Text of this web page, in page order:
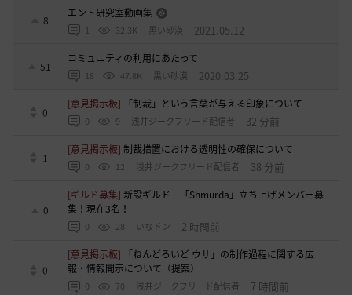
8
エント研究室動画集
1 32.3K 黒い砂漠 2021.05.12
51
コミュニティの利用にあたって
18 47.8K 黒い砂漠 2020.03.25
0
[意見掲示板] 「制裁」という言葉が与える印象について
0 9 浅井ジークフリード配信者 32 分前
1
[意見掲示板]制裁措置における透明性の確保について
0 12 浅井ジークフリード配信者 38 分前
0
[ギルド募集]新設ギルド 「Shmurda」立ち上げメンバー募
集！現在3名！
0 28 いなドン 2 時間前
0
[意見掲示板]
「ねんどろいど ウサ」の制作過程に関する広
報・情報開示について（提案）
0 70 浅井ジークフリード配信者 7 時間前